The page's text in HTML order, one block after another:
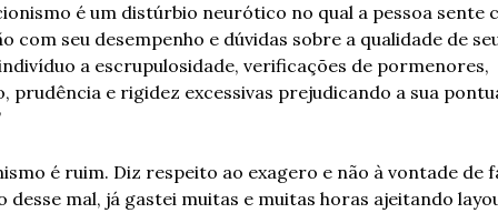
é um distúrbio neurótico no qual a pessoa sente
com seu desempenho e dúvidas sobre a qualidade de
a escrupulosidade, verificações de pormenores,
prudência e rigidez excessivas prejudicando a sua
é ruim. Diz respeito ao exagero e não à vontade de
desse mal, já gastei muitas e muitas horas ajeitando